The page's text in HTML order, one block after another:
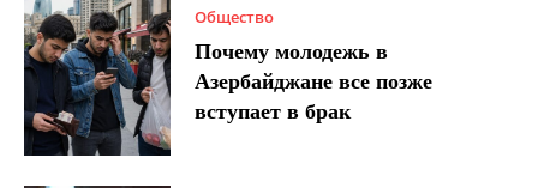
Общество
Почему молодежь в
Азербайджане все позже
вступает в брак